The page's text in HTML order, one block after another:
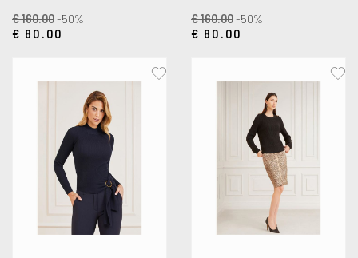
€ 160.00-50%
€ 80.00
€ 160.00-50%
€ 80.00